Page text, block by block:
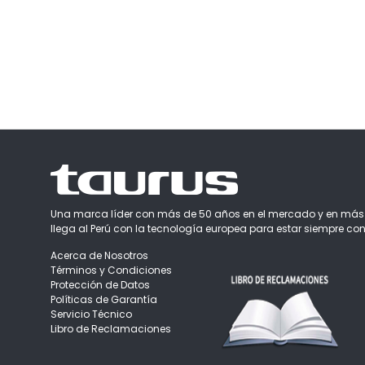
Una marca líder con más de 50 años en el mercado y en
llega al Perú con la tecnología europea para estar siempre
Acerca de Nosotros
Términos y Condiciones
Protección de Datos
Políticas de Garantía
Servicio Técnico
Libro de Reclamaciones